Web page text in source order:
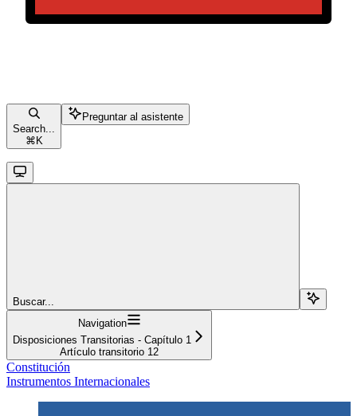
Search...
⌘ K
Preguntar al asistente
Buscar...
Navigation
Disposiciones Transitorias - Capítulo 1
Artículo transitorio 12
Constitución
Instrumentos Internacionales